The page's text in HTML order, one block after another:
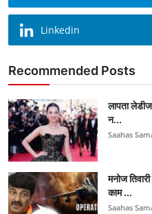
Linkedin
Recommended Posts
लापता
न...
Saahas
मनोज
काम ...
Saahas